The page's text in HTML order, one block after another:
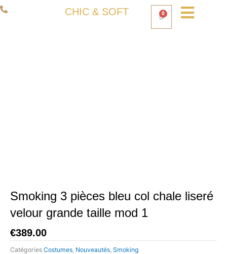
Aller
CHIC & SOFT 0
Panier
Smoking 3 pièces bleu col chale liseré
velour grande taille mod 1
€389.00
Catégories Costumes Nouveautés Smoking